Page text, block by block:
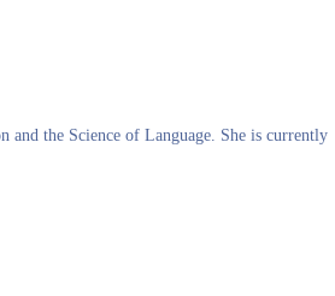
and the Science of Language. She is currently